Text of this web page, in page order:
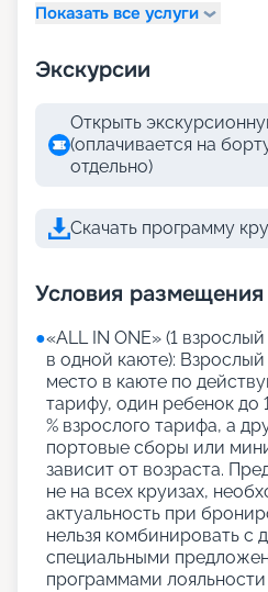
Показать все услуги
Экскурсии
Открыть
(оплачивается на
отдельно)
Скачать программу
Условия
●«АLL IN ONE» (1
в одной каюте):
место в каюте по
тарифу, один ребенок до
% взрослого тарифа, а
портовые сборы или
зависит от возраста.
не на всех круизах,
актуальность при
нельзя комбинировать с
специальными
программами лояльности